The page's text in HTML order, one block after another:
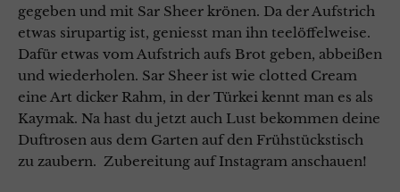
gegeben und mit Sar Sheer krönen. Da der Aufstrich
etwas sirupartig ist, geniesst man ihn teelöffelweise.
Dafür etwas vom Aufstrich aufs Brot geben, abbeißen
und wiederholen. Sar Sheer ist wie clotted Cream
eine Art dicker Rahm, in der Türkei kennt man es als
Kaymak. Na hast du jetzt auch Lust bekommen deine
Duftrosen aus dem Garten auf den Frühstückstisch
zu zaubern. Zubereitung auf Instagram anschauen!